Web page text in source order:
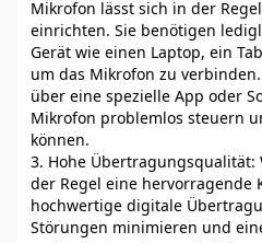
Mikrofon lässt sich in der
einrichten. Sie benötigen
Gerät wie einen Laptop, ein
um das Mikrofon zu
über eine spezielle App oder
Mikrofon problemlos steuern
können.
3. Hohe Übertragungsqualität:
der Regel eine hervorragende
hochwertige digitale
Störungen minimieren und